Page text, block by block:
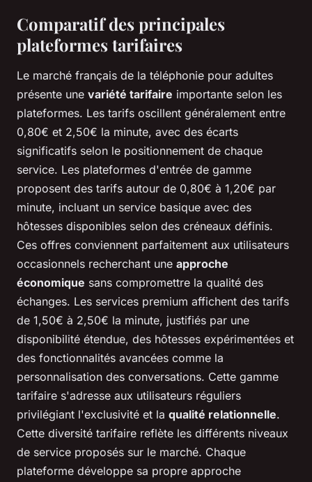
Comparatif des principales
plateformes tarifaires
Le marché français de la téléphonie pour adultes
présente une variété tarifaire importante selon les
plateformes. Les tarifs oscillent généralement entre
0,80€ et 2,50€ la minute, avec des écarts
significatifs selon le positionnement de chaque
service. Les plateformes d'entrée de gamme
proposent des tarifs autour de 0,80€ à 1,20€ par
minute, incluant un service basique avec des
hôtesses disponibles selon des créneaux définis.
Ces offres conviennent parfaitement aux utilisateurs
occasionnels recherchant une approche
économique sans compromettre la qualité des
échanges. Les services premium affichent des tarifs
de 1,50€ à 2,50€ la minute, justifiés par une
disponibilité étendue, des hôtesses expérimentées et
des fonctionnalités avancées comme la
personnalisation des conversations. Cette gamme
tarifaire s'adresse aux utilisateurs réguliers
privilégiant l'exclusivité et la qualité relationnelle.
Cette diversité tarifaire reflète les différents niveaux
de service proposés sur le marché. Chaque
plateforme développe sa propre approche